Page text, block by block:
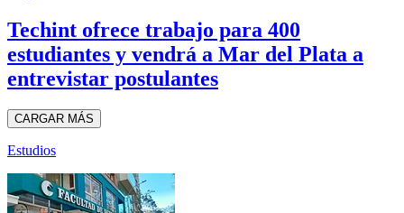
Techint ofrece trabajo para 400
estudiantes y vendrá a Mar del Plata a
entrevistar postulantes
CARGAR MÁS
Estudios